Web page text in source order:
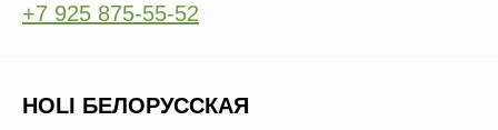
+7 925 875-55-52
HOLI БЕЛОРУССКАЯ